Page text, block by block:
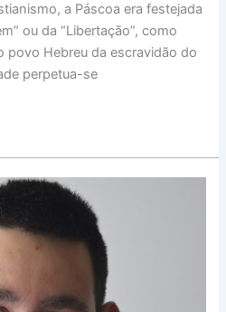
a Páscoa era festejada
ou da “Libertação”, como
povo Hebreu da escravidão do
perpetua-se